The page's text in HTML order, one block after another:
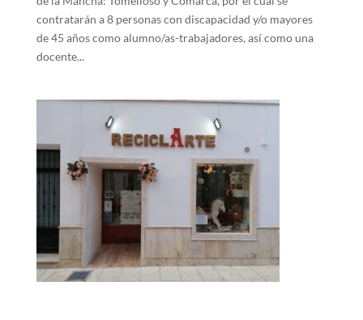
contratarán a 8 personas con discapacidad y/o mayores
de 45 años como alumno/as-trabajadores, así como una
docente...